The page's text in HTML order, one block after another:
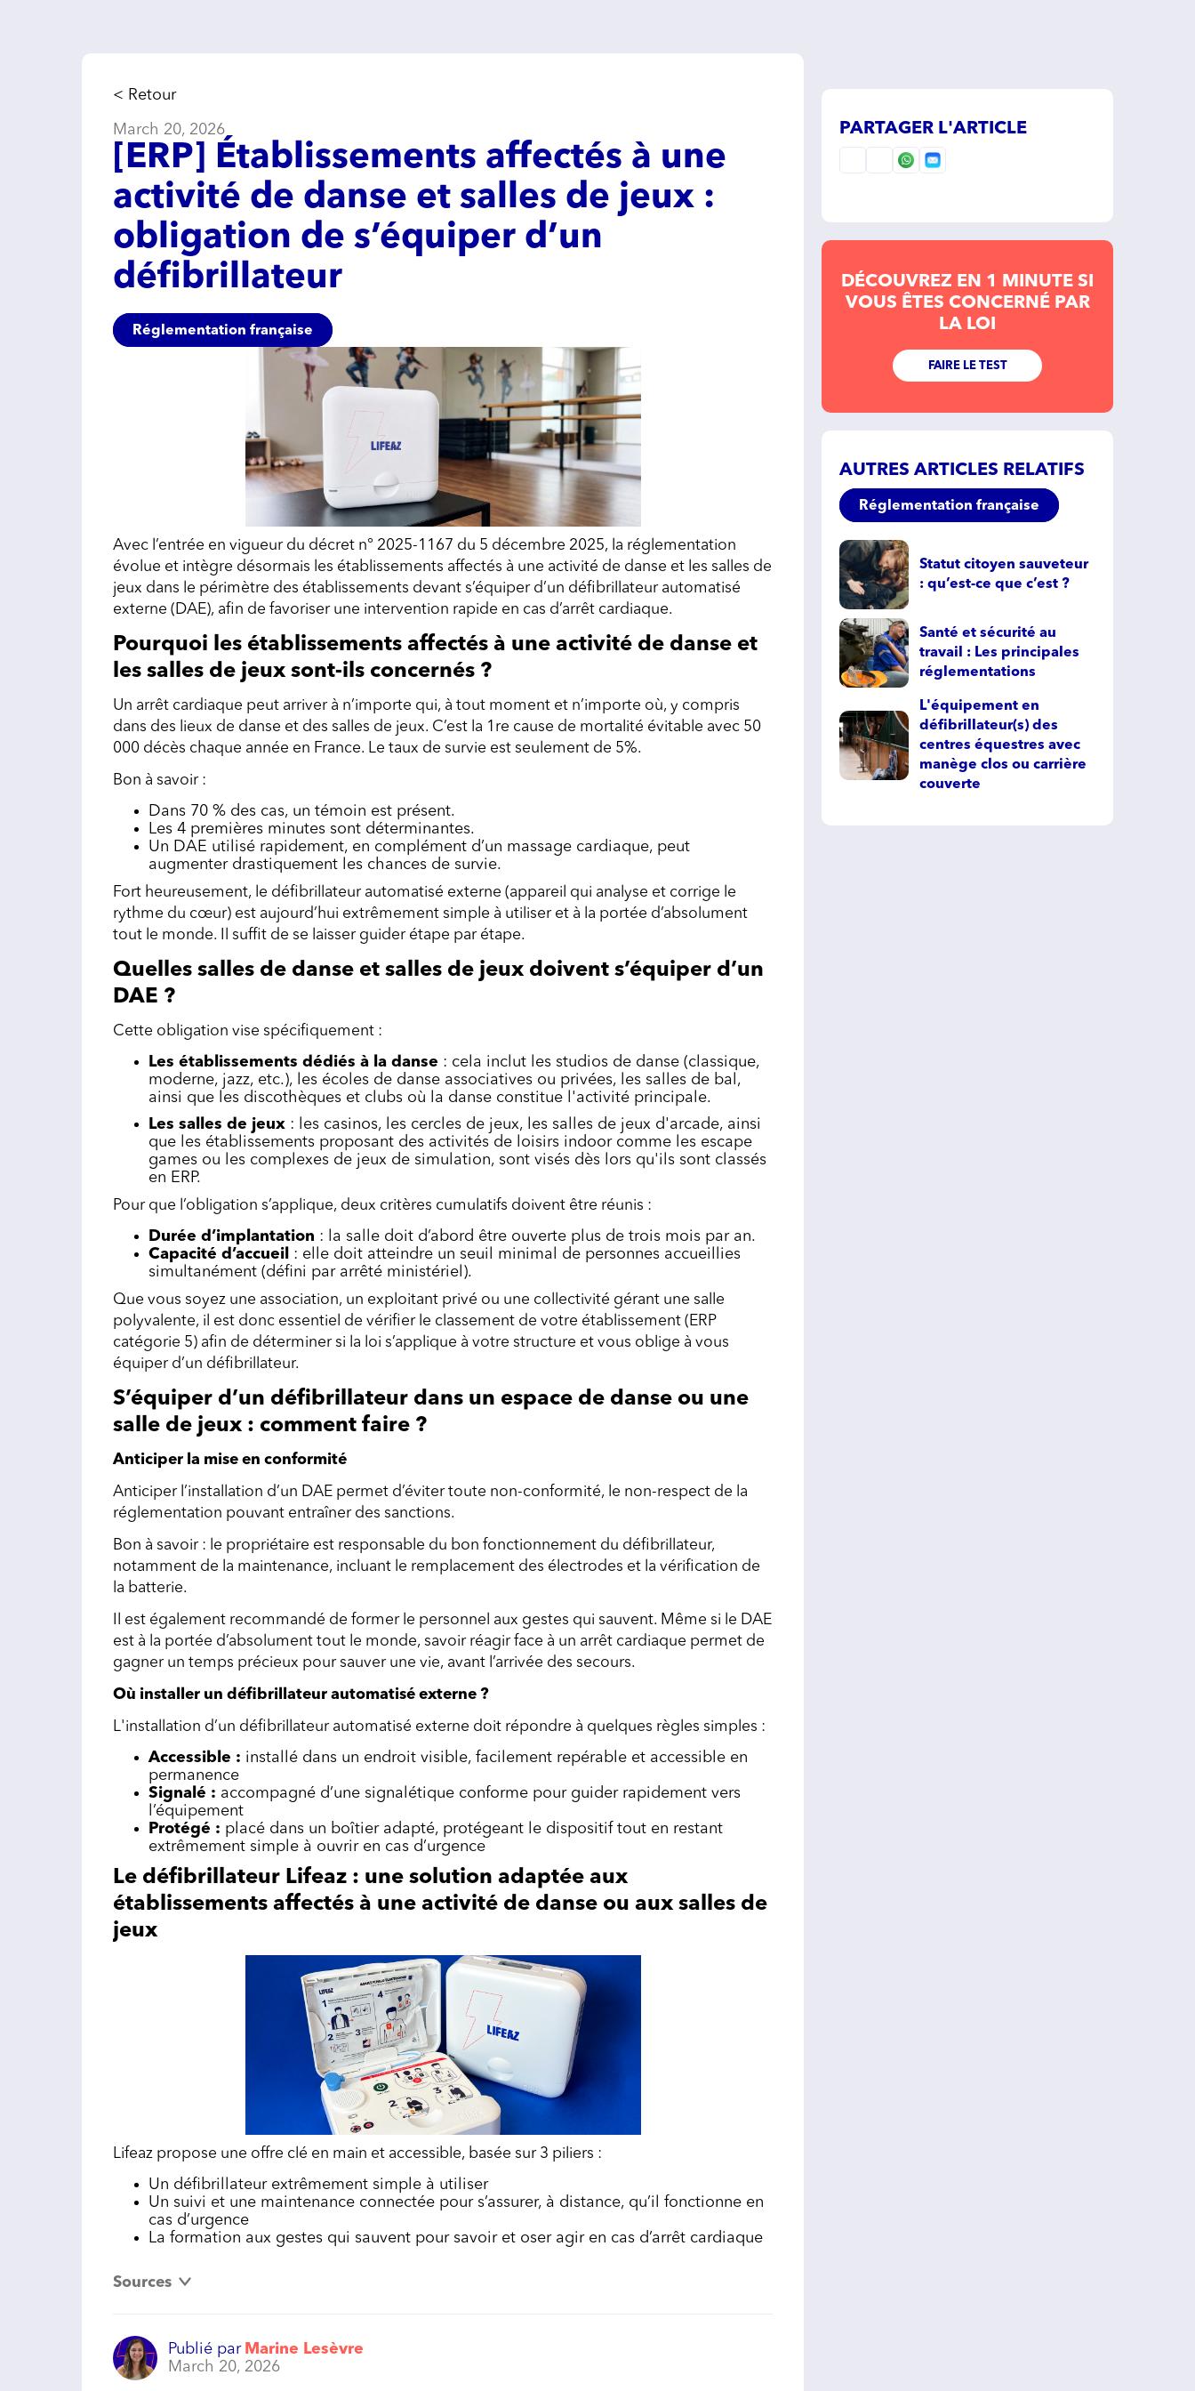
< Retour
March 20, 2026
[ERP] Établissements affectés à une
activité de danse et salles de jeux :
obligation de s’équiper d’un
défibrillateur
Réglementation française
Avec l’entrée en vigueur du décret n° 2025-1167 du 5 décembre 2025, la réglementation
évolue et intègre désormais les établissements affectés à une activité de danse et les salles de
jeux dans le périmètre des établissements devant s’équiper d’un défibrillateur automatisé
externe (DAE), afin de favoriser une intervention rapide en cas d’arrêt cardiaque.
Pourquoi les établissements affectés à une activité de danse et
les salles de jeux sont-ils concernés ?
Un arrêt cardiaque peut arriver à n’importe qui, à tout moment et n’importe où, y compris
dans des lieux de danse et des salles de jeux. C’est la 1re cause de mortalité évitable avec 50
000 décès chaque année en France. Le taux de survie est seulement de 5%.
Bon à savoir :
Dans 70 % des cas, un témoin est présent.
Les 4 premières minutes sont déterminantes.
Un DAE utilisé rapidement, en complément d’un massage cardiaque, peut
augmenter drastiquement les chances de survie.
Fort heureusement, le défibrillateur automatisé externe (appareil qui analyse et corrige le
rythme du cœur) est aujourd’hui extrêmement simple à utiliser et à la portée d’absolument
tout le monde. Il suffit de se laisser guider étape par étape.
Quelles salles de danse et salles de jeux doivent s’équiper d’un
DAE ?
Cette obligation vise spécifiquement :
Les établissements dédiés à la danse : cela inclut les studios de danse (classique,
moderne, jazz, etc.), les écoles de danse associatives ou privées, les salles de bal,
ainsi que les discothèques et clubs où la danse constitue l'activité principale.
Les salles de jeux : les casinos, les cercles de jeux, les salles de jeux d'arcade, ainsi
que les établissements proposant des activités de loisirs indoor comme les escape
games ou les complexes de jeux de simulation, sont visés dès lors qu'ils sont classés
en ERP.
Pour que l’obligation s’applique, deux critères cumulatifs doivent être réunis :
Durée d’implantation : la salle doit d’abord être ouverte plus de trois mois par an.
Capacité d’accueil : elle doit atteindre un seuil minimal de personnes accueillies
simultanément (défini par arrêté ministériel).
Que vous soyez une association, un exploitant privé ou une collectivité gérant une salle
polyvalente, il est donc essentiel de vérifier le classement de votre établissement (ERP
catégorie 5) afin de déterminer si la loi s’applique à votre structure et vous oblige à vous
équiper d’un défibrillateur.
S’équiper d’un défibrillateur dans un espace de danse ou une
salle de jeux : comment faire ?
Anticiper la mise en conformité
Anticiper l’installation d’un DAE permet d’éviter toute non-conformité, le non-respect de la
réglementation pouvant entraîner des sanctions.
Bon à savoir : le propriétaire est responsable du bon fonctionnement du défibrillateur,
notamment de la maintenance, incluant le remplacement des électrodes et la vérification de
la batterie.
Il est également recommandé de former le personnel aux gestes qui sauvent. Même si le DAE
est à la portée d’absolument tout le monde, savoir réagir face à un arrêt cardiaque permet de
gagner un temps précieux pour sauver une vie, avant l’arrivée des secours.
Où installer un défibrillateur automatisé externe ?
L'installation d’un défibrillateur automatisé externe doit répondre à quelques règles simples :
Accessible : installé dans un endroit visible, facilement repérable et accessible en
permanence
Signalé : accompagné d’une signalétique conforme pour guider rapidement vers
l’équipement
Protégé : placé dans un boîtier adapté, protégeant le dispositif tout en restant
extrêmement simple à ouvrir en cas d’urgence
Le défibrillateur Lifeaz : une solution adaptée aux
établissements affectés à une activité de danse ou aux salles de
jeux
Lifeaz propose une offre clé en main et accessible, basée sur 3 piliers :
Un défibrillateur extrêmement simple à utiliser
Un suivi et une maintenance connectée pour s’assurer, à distance, qu’il fonctionne en
cas d’urgence
La formation aux gestes qui sauvent pour savoir et oser agir en cas d’arrêt cardiaque
Sources
Publié par Marine Lesèvre
March 20, 2026
PARTAGER L'ARTICLE
DÉCOUVREZ EN 1 MINUTE SI
VOUS ÊTES CONCERNÉ PAR
LA LOI
FAIRE LE TEST
AUTRES ARTICLES RELATIFS
Réglementation française
Statut citoyen sauveteur
: qu’est-ce que c’est ?
Santé et sécurité au
travail : Les principales
réglementations
L'équipement en
défibrillateur(s) des
centres équestres avec
manège clos ou carrière
couverte